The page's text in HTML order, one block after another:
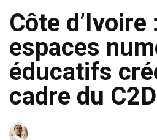
Côte d’Ivoire
espaces
éducatifs
cadre du C2D